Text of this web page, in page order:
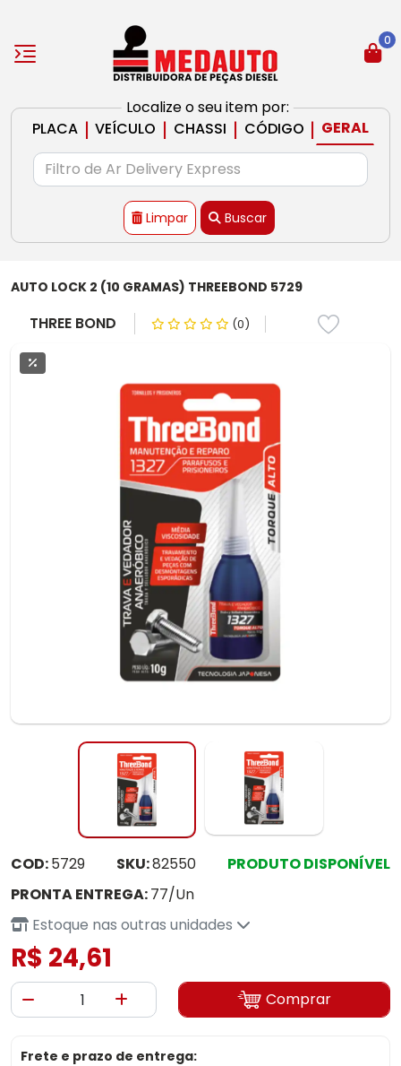
Localize o seu item por:
PLACA | VEÍCULO | CHASSI | CÓDIGO | GERAL
Limpar Buscar
0
AUTO LOCK 2 (10 GRAMAS) THREEBOND 5729
THREE BOND (0)
COD:5729 SKU:82550
PRODUTO DISPONÍVEL
PRONTA ENTREGA:77/Un
Estoque nas outras unidades
R$ 24,61
Comprar
Frete e prazo de entrega: